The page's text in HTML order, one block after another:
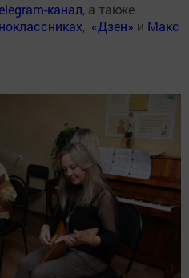
канал, а также
, «Дзен» и Макс